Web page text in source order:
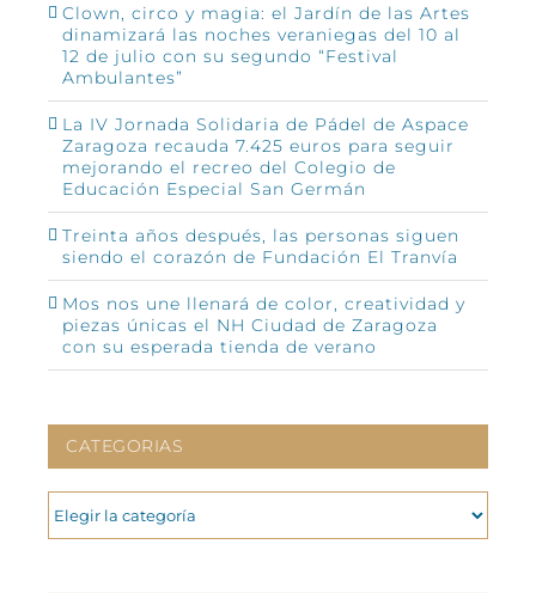
Clown, circo y magia: el Jardín de las Artes
dinamizará las noches veraniegas del 10 al
12 de julio con su segundo “Festival
Ambulantes”
La IV Jornada Solidaria de Pádel de Aspace
Zaragoza recauda 7.425 euros para seguir
mejorando el recreo del Colegio de
Educación Especial San Germán
Treinta años después, las personas siguen
siendo el corazón de Fundación El Tranvía
Mos nos une llenará de color, creatividad y
piezas únicas el NH Ciudad de Zaragoza
con su esperada tienda de verano
CATEGORIAS
CATEGORIAS